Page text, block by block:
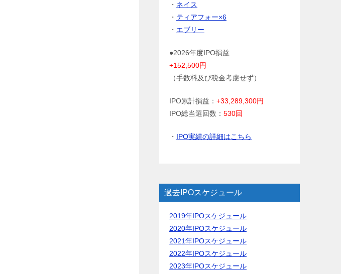
・ ネイス
・ ティアフォー×6
・ エブリー
●2026年度IPO損益
+152,500円
（手数料及び税金考慮せず）
IPO累計損益： +33,289,300円
IPO総当選回数： 530回
・ IPO実績の詳細はこちら
過去IPOスケジュール
2019年IPOスケジュール
2020年IPOスケジュール
2021年IPOスケジュール
2022年IPOスケジュール
2023年IPOスケジュール